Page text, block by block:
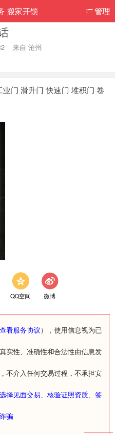
管理
搬家开锁
来自 沧州
门 滑升门 快速门 堆积门 卷
QQ空间 微博
看服务协议），使用信息视为已
实性、准确性和合法性由信息发
不介入任何交易过程，不承担安
择见面交易、核验证照资质、签
骗